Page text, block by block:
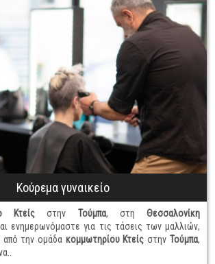
Κούρεμα γυναικείο
Κτείς στην Τούμπα, στη Θεσσαλονίκη
ενημερωνόμαστε για τις τάσεις των μαλλιών,
την ομάδα κομμωτηρίου Κτείς στην Τούμπα,